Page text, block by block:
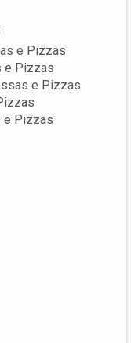
e Pizzas
e Pizzas
e Pizzas
e Pizzas